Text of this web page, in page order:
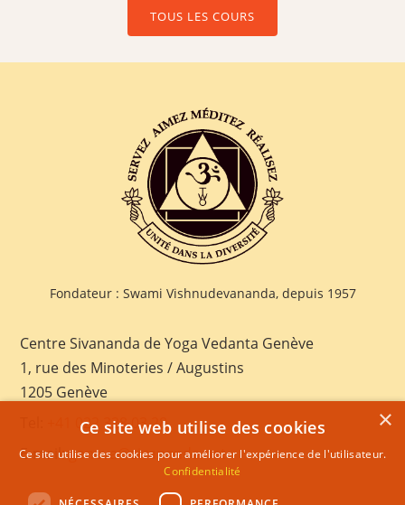
TOUS LES COURS
Fondateur : Swami Vishnudevananda, depuis 1957
Centre Sivananda de Yoga Vedanta Genève
1, rue des Minoteries / Augustins
1205 Genève
+41 022 328 03 28
E-mail:geneva@sivananda.net
×
Ce site web utilise des cookies
Ce site utilise des cookies pour améliorer l'expérience de l'utilisateur.
Confidentialité